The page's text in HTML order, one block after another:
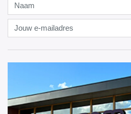
Jouw
e-
mailadres